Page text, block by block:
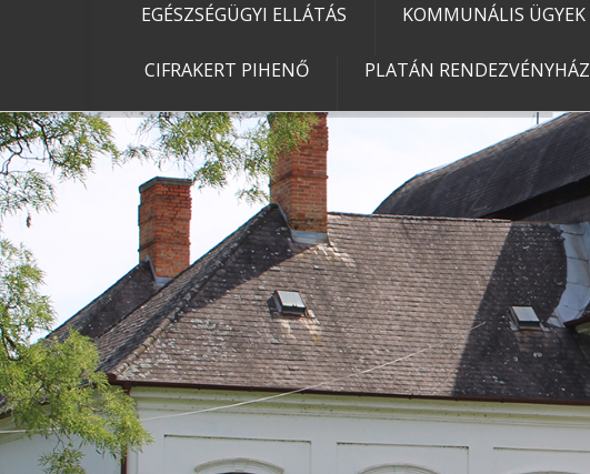
EGÉSZSÉGÜGYI ELLÁTÁS KOMMUNÁLIS ÜGYEK
CIFRAKERT PIHENŐ PLATÁN RENDEZVÉNYHÁZ